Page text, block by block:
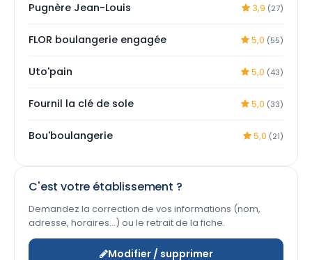
Pugnère Jean-Louis 3,9 (27)
FLOR boulangerie engagée 5,0 (55)
Uto'pain 5,0 (43)
Fournil la clé de sole 5,0 (33)
Bou'boulangerie 5,0 (21)
C'est votre établissement ?
Demandez la correction de vos informations (nom,
adresse, horaires…) ou le retrait de la fiche.
Modifier / supprimer